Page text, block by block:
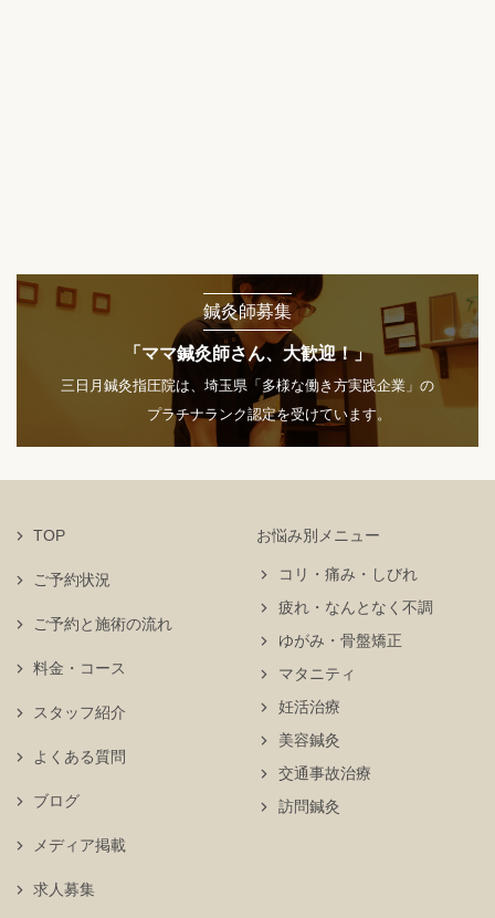
鍼灸師募集
「ママ鍼灸師さん、大歓迎！」
三日月鍼灸指圧院は、埼玉県「多様な働き方実践企業」の
プラチナランク認定を受けています。
TOP
ご予約状況
お悩み別メニュー
コリ・痛み・しびれ
疲れ・なんとなく不調
ゆがみ・骨盤矯正
マタニティ
妊活治療
美容鍼灸
交通事故治療
訪問鍼灸
ご予約と施術の流れ
料金・コース
スタッフ紹介
よくある質問
ブログ
メディア掲載
求人募集